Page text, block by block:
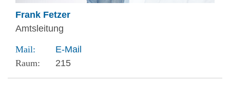
Frank Fetzer
Amtsleitung
E-Mail
215